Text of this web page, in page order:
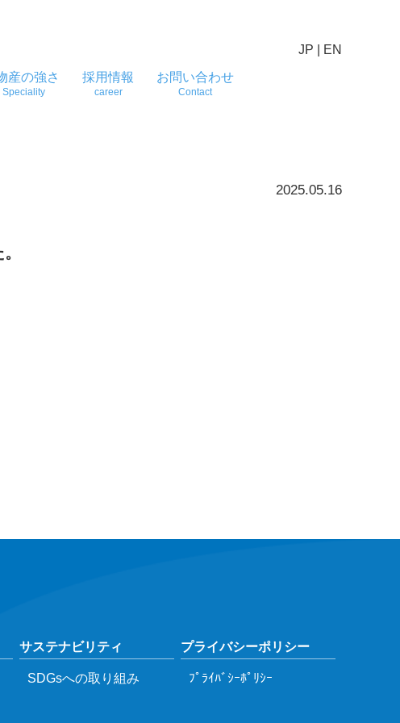
JP
EN
産の強さ
Speciality
採用情報
career
お問い合わせ
Contact
2025.05.16
サステナビリティ
SDGsへの取り組み
プライバシーポリシー
ﾌﾟﾗｲﾊﾞｼｰﾎﾟﾘｼｰ